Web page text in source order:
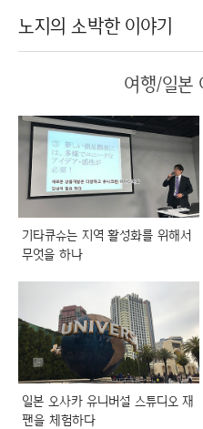
노지의 소박한 이야기
여행/일본
기타큐슈는 지역 활성화를 위해서
무엇을 하나
일본 오사카 유니버설 스튜디오 재
팬을 체험하다